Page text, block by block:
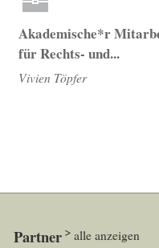
Akademische*r
für Rechts- und...
Vivien Töpfer
Partner alle anzeigen